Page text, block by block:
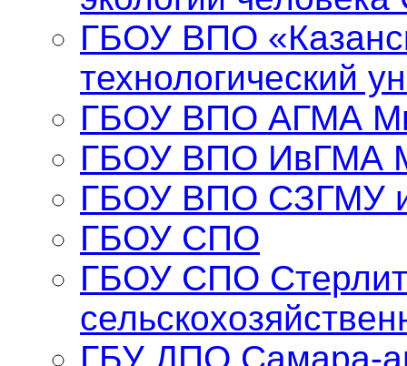
ГБОУ ВПО
технологический
ГБОУ ВПО АГМА
ГБОУ ВПО ИвГМА
ГБОУ ВПО СЗГМУ
ГБОУ СПО
ГБОУ СПО